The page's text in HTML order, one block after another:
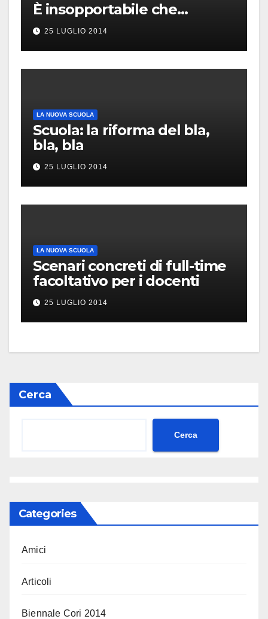
È insopportabile che…
25 LUGLIO 2014
LA NUOVA SCUOLA
Scuola: la riforma del bla,
bla, bla
25 LUGLIO 2014
LA NUOVA SCUOLA
Scenari concreti di full-time
facoltativo per i docenti
25 LUGLIO 2014
Cerca
Cerca
Categories
Amici
Articoli
Biennale Cori 2014